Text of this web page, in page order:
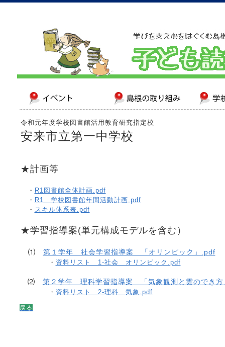
令和元年度学校図書館活用教育研究指定校
安来市立第一中学校
★計画等
・ R1図書館全体計画.pdf
・ R1 学校図書館年間活動計画.pdf
・ スキル体系表.pdf
★学習指導案(単元構成モデルを含む）
⑴ 第１学年 社会学習指導案 「オリンピック」.pdf
・ 資料リスト 1-社会 オリンピック.pdf
⑵ 第２学年 理科学習指導案 「気象観測と雲のでき
・ 資料リスト 2-理科 気象.pdf
戻る